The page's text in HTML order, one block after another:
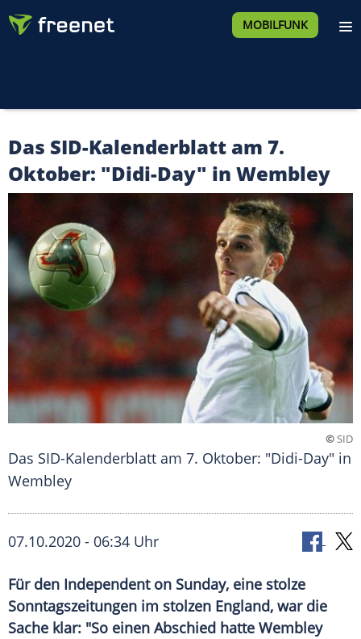
MOBILFUNK
Das SID-Kalenderblatt am 7.
Oktober: "Didi-Day" in Wembley
©SID
Das SID-Kalenderblatt am 7. Oktober: "Didi-Day" in
Wembley
07.10.2020 - 06:34 Uhr
Für den Independent on Sunday, eine stolze
Sonntagszeitungen im stolzen England, war die
Sache klar: "So einen Abschied hatte Wembley